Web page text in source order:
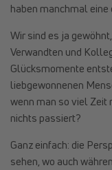
haben manchmal
Wir sind es ja
Verwandten und
Glücksmomente
liebgewonnenen
wenn man so viel
nichts passiert?
Ganz einfach: die
sehen, wo auch